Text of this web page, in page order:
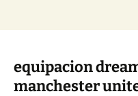
equipacion
manchester